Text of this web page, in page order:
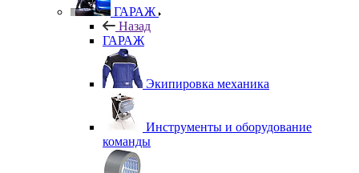
ГАРАЖ
Назад
ГАРАЖ
Экипировка механика
Инструменты и оборудование
команды